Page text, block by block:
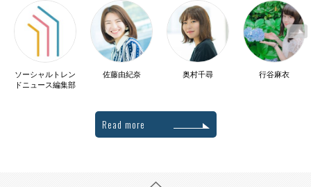
ソーシャルトレン
ドニュース編集部
佐藤由紀奈 奥村千尋 行谷麻衣
Read more